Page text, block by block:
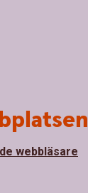
webbläsare